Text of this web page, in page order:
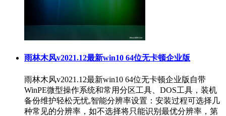
雨林木风v2021.12最新win10 64位无卡顿企业版
雨林木风v2021.12最新win10 64位无卡顿企业版自带
WinPE微型操作系统和常用分区工具、DOS工具，装机
备份维护轻松无忧,智能分辨率设置：安装过程可选择几
种常见的分辨率，如不选择将只能识别最优分辨率，第